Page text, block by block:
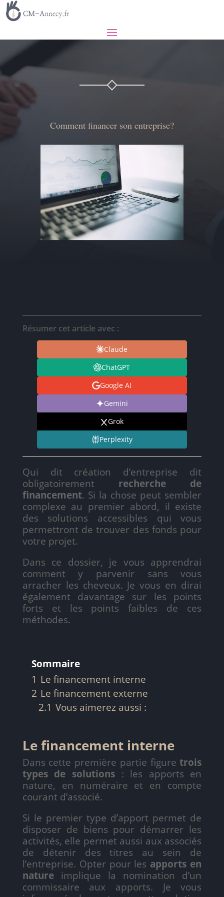
Comment financer son entreprise?
Résumer cet article avec :
Claude
ChatGPT
Google AI
Gemini
Grok
Perplexity
Qui dit création d’entreprise dit
obligatoirement recherche de
financement. Si la chose peut sembler
complexe au premier abord, il existe
des solutions accessibles qui vous
permettront de trouver des fonds pour
votre projet.
Dans ce dossier, je vous apprendrai
comment y parvenir sans vous
arracher les cheveux. Je vous en dirai
également davantage sur les points
forts et les points faibles de ces
méthodes.
Sommaire
1 Le financement interne
2 Le financement externe
2.1 Vous aimerez aussi :
Le financement interne
Dans cette première partie figuretrois
types de solutions: les apports en
nature, en numéraire et en compte
courant d’associé.
Si le premier type d’apport permet de
disposer de biens pour démarrer les
activités, elle permet aussi aux associés
de détenir des titres au sein de
l’entreprise. Opter pour les apports en
natureimplique la nomination d’un
commissaire aux apports. Je vous